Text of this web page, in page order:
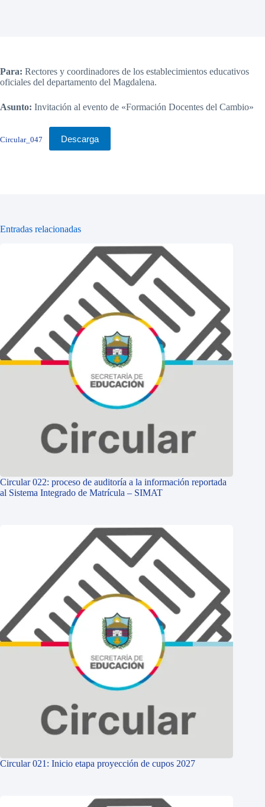
Para: Rectores y coordinadores de los establecimientos educativos
oficiales del departamento del Magdalena.
Asunto: Invitación al evento de «Formación Docentes del Cambio»
Circular_047 Descarga
Entradas relacionadas
Circular 022: proceso de auditoría a la información reportada
al Sistema Integrado de Matrícula – SIMAT
Circular 021: Inicio etapa proyección de cupos 2027